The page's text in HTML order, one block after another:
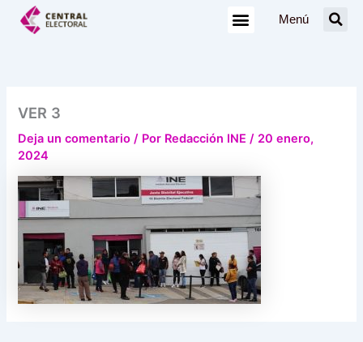
Menú
VER 3
Deja un comentario / Por Redacción INE/ 20 enero,
2024